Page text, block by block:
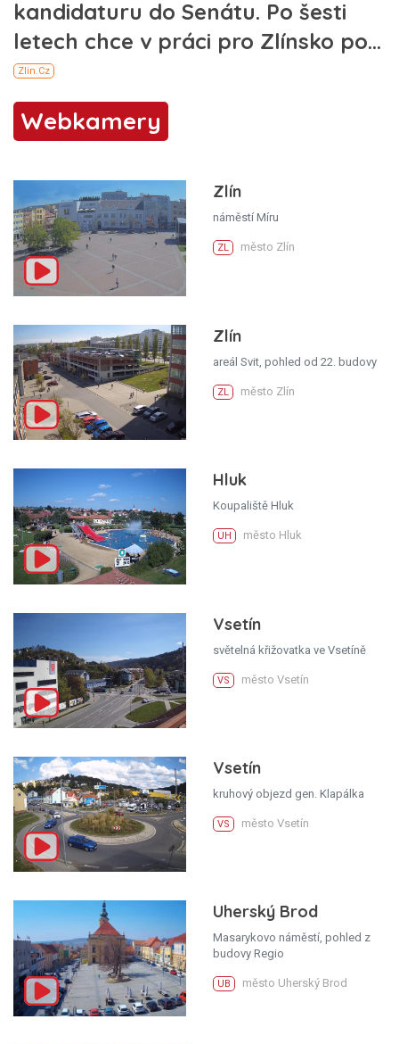
Webkamery
Zlín
náměstí Míru
ZL město Zlín
Zlín
areál Svit, pohled od 22. budovy
ZL město Zlín
Hluk
Koupaliště Hluk
UH město Hluk
Vsetín
světelná křižovatka ve Vsetíně
VS město Vsetín
Vsetín
kruhový objezd gen. Klapálka
VS město Vsetín
Uherský Brod
Masarykovo náměstí, pohled z
budovy Regio
UB město Uherský Brod